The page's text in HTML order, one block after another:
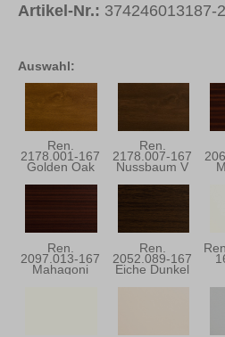
Auswahl:
Ren.
2178.001-167
Golden Oak
Ren.
2178.007-167
Nussbaum V
Ren.
2097.013-167
Mahagoni
Ren.
2052.089-167
Eiche Dunkel
Artikel-Nr.: 374246013187-